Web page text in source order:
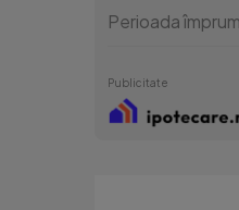
Perioada
Publicitate